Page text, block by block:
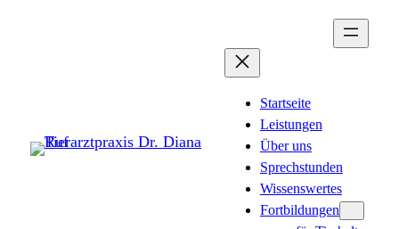
Startseite
Leistungen
Über uns
Sprechstunden
Wissenswertes
Fortbildungen